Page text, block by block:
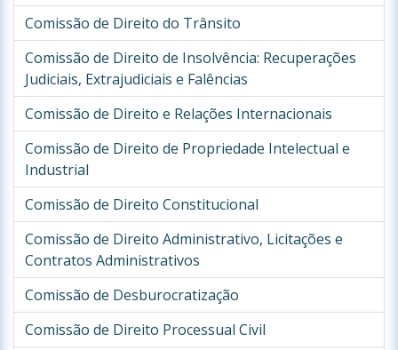
Comissão de Direito do Trânsito
Comissão de Direito de Insolvência: Recuperações
Judiciais, Extrajudiciais e Falências
Comissão de Direito e Relações Internacionais
Comissão de Direito de Propriedade Intelectual e
Industrial
Comissão de Direito Constitucional
Comissão de Direito Administrativo, Licitações e
Contratos Administrativos
Comissão de Desburocratização
Comissão de Direito Processual Civil